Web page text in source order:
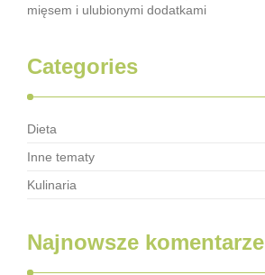
mięsem i ulubionymi dodatkami
Categories
Dieta
Inne tematy
Kulinaria
Najnowsze komentarze